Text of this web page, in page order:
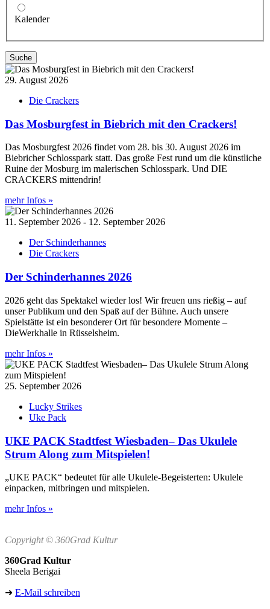
Kalender
Suche
29. August 2026
Die Crackers
Das Mosburgfest in Biebrich mit den Crackers!
Das Mosburgfest 2026 findet vom 28. bis 30. August 2026 im
Biebricher Schlosspark statt. Das große Fest rund um die künstliche
Ruine der Mosburg im malerischen Schlosspark. Und DIE
CRACKERS mittendrin!
mehr Infos »
11. September 2026 - 12. September 2026
Der Schinderhannes
Die Crackers
Der Schinderhannes 2026
2026 geht das Spektakel wieder los! Wir freuen uns rießig – auf
unser Publikum und den Spaß auf der Bühne. Auch unsere
Spielstätte ist ein besonderer Ort für besondere Momente –
DieWerkhalle in Rüsselsheim.
mehr Infos »
25. September 2026
Lucky Strikes
Uke Pack
UKE PACK Stadtfest Wiesbaden– Das Ukulele
Strum Along zum Mitspielen!
„UKE PACK“ bedeutet für alle Ukulele-Begeisterten: Ukulele
einpacken, mitbringen und mitspielen.
mehr Infos »
Copyright © 360Grad Kultur
360Grad Kultur
Sheela Berigai
➜ E-Mail schreiben